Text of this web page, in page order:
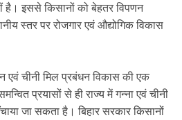
है। इससे किसानों को बेहतर विपणन
स्तर पर रोजगार एवं औद्योगिक विकास
एवं चीनी मिल प्रबंधन विकास की एक
प्रयासों से ही राज्य में गन्ना एवं चीनी
जा सकता है। बिहार सरकार किसानों